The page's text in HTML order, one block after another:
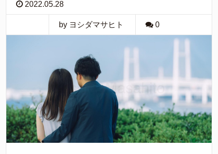
2022.05.28
by ヨシダマサヒト 0